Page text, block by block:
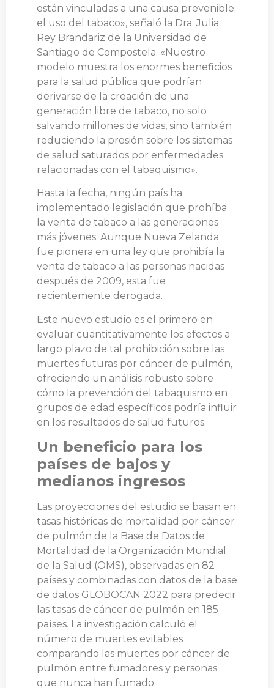
están vinculadas a una causa prevenible:
el uso del tabaco», señaló la Dra. Julia
Rey Brandariz de la Universidad de
Santiago de Compostela. «Nuestro
modelo muestra los enormes beneficios
para la salud pública que podrían
derivarse de la creación de una
generación libre de tabaco, no solo
salvando millones de vidas, sino también
reduciendo la presión sobre los sistemas
de salud saturados por enfermedades
relacionadas con el tabaquismo».
Hasta la fecha, ningún país ha
implementado legislación que prohíba
la venta de tabaco a las generaciones
más jóvenes. Aunque Nueva Zelanda
fue pionera en una ley que prohibía la
venta de tabaco a las personas nacidas
después de 2009, esta fue
recientemente derogada.
Este nuevo estudio es el primero en
evaluar cuantitativamente los efectos a
largo plazo de tal prohibición sobre las
muertes futuras por cáncer de pulmón,
ofreciendo un análisis robusto sobre
cómo la prevención del tabaquismo en
grupos de edad específicos podría influir
en los resultados de salud futuros.
Un beneficio para los
países de bajos y
medianos ingresos
Las proyecciones del estudio se basan en
tasas históricas de mortalidad por cáncer
de pulmón de la Base de Datos de
Mortalidad de la Organización Mundial
de la Salud (OMS), observadas en 82
países y combinadas con datos de la base
de datos GLOBOCAN 2022 para predecir
las tasas de cáncer de pulmón en 185
países. La investigación calculó el
número de muertes evitables
comparando las muertes por cáncer de
pulmón entre fumadores y personas
que nunca han fumado.